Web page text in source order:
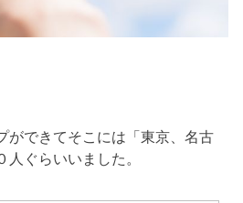
ができてそこには「東京、名古
人ぐらいいました。